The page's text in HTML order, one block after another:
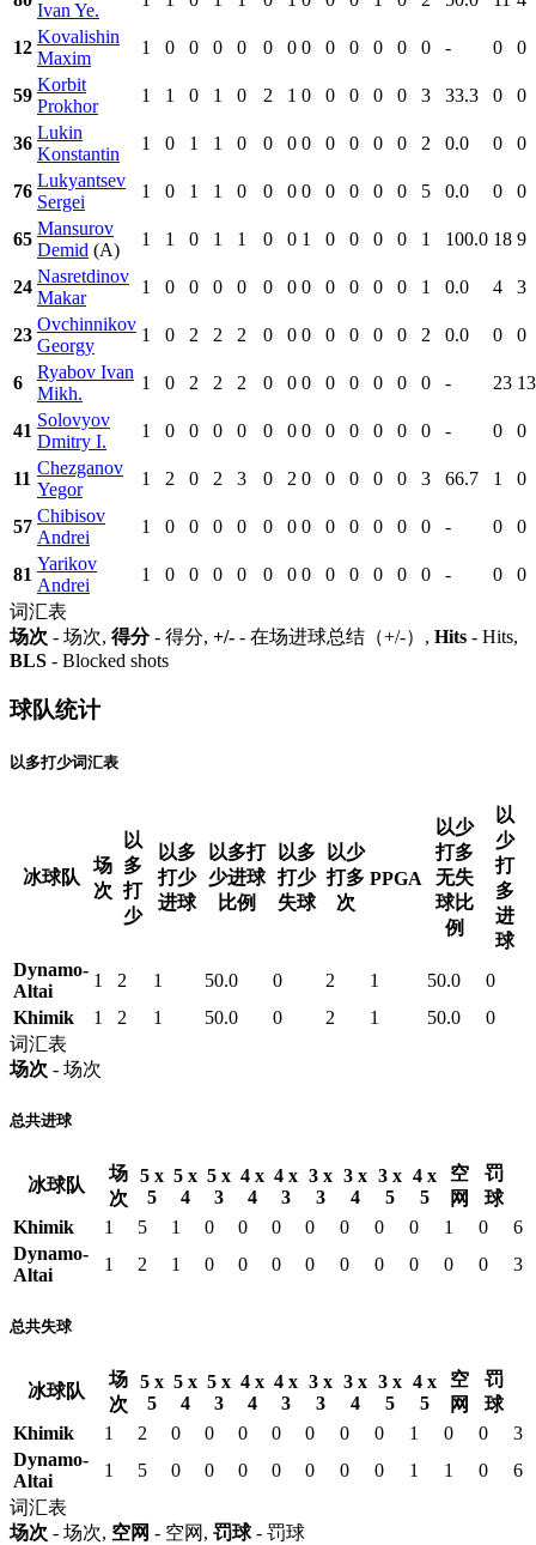
Ivan Ye.
12
Kovalishin
Maxim
1 0 0 0 0 0 0 0 0 0 0 0 0 - 0 0
59
Korbit
Prokhor
1 1 0 1 0 2 1 0 0 0 0 0 3 33.3 0 0
36
Lukin
Konstantin
1 0 1 1 0 0 0 0 0 0 0 0 2 0.0 0 0
76
Lukyantsev
Sergei
1 0 1 1 0 0 0 0 0 0 0 0 5 0.0 0 0
65
Mansurov
Demid (A)
1 1 0 1 1 0 0 1 0 0 0 0 1 100.0 18 9
24
Nasretdinov
Makar
1 0 0 0 0 0 0 0 0 0 0 0 1 0.0 4 3
23
Ovchinnikov
Georgy
1 0 2 2 2 0 0 0 0 0 0 0 2 0.0 0 0
6
Ryabov Ivan
Mikh.
1 0 2 2 2 0 0 0 0 0 0 0 0 - 23 13
41
Solovyov
Dmitry I.
1 0 0 0 0 0 0 0 0 0 0 0 0 - 0 0
11
Chezganov
Yegor
1 2 0 2 3 0 2 0 0 0 0 0 3 66.7 1 0
57
Chibisov
Andrei
1 0 0 0 0 0 0 0 0 0 0 0 0 - 0 0
81
Yarikov
Andrei
1 0 0 0 0 0 0 0 0 0 0 0 0 - 0
0
词汇表
场次 - 场次, 得分- 得分, +/- - 在场进球总结（+/-）, Hits - Hits,
BLS - Blocked shots
球队统计
以多打少词汇表
冰球队
场
次
以
多
打
少
以多
打少
进球
以多打
少进球
比例
以多
打少
失球
以少
打多
次
PPGA
以少
打多
无失
球比
例
以
少
打
多
进
球
Dynamo-
Altai
1 2 1 50.0 0 2 1 50.0
0
Khimik
1 2 1 50.0 0 2 1 50.0
0
词汇表
场次 - 场次
总共进球
冰球队
场
次
5 x
5
5 x
4
5 x
3
4 x
4
4 x
3
3 x
3
3 x
4
3 x
5
4 x
5
空
网
罚
球
Khimik
1 5 1 0 0 0 0 0 0 0 1 0
6
Dynamo-
Altai
1 2 1 0 0 0 0 0 0 0 0 0 3
总共失球
冰球队
场
次
5 x
5
5 x
4
5 x
3
4 x
4
4 x
3
3 x
3
3 x
4
3 x
5
4 x
5
空
网
罚
球
Khimik
1 2 0 0 0 0 0 0 0 1 0 0
3
Dynamo-
Altai
1 5 0 0 0 0 0 0 0 1 1 0
6
词汇表
场次 - 场次, 空网 - 空网, 罚球- 罚球